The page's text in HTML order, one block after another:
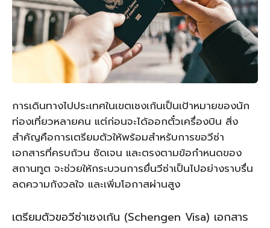
การเดินทางไปประเทศในเขตเชงเก้นเป็นเป้าหมายของนัก
ท่องเที่ยวหลายคน แต่ก่อนจะได้ออกตั๋วเครื่องบิน สิ่ง
สำคัญคือการเตรียมตัวให้พร้อมสำหรับการขอวีซ่า
เอกสารที่ครบถ้วน ชัดเจน และตรงตามข้อกำหนดของ
สถานทูต จะช่วยให้กระบวนการยื่นวีซ่าเป็นไปอย่างราบรื่น
ลดความกังวลใจ และเพิ่มโอกาสผ่านสูง
เตรียมตัวขอวีซ่าเชงเก้น (Schengen Visa) เอกสาร